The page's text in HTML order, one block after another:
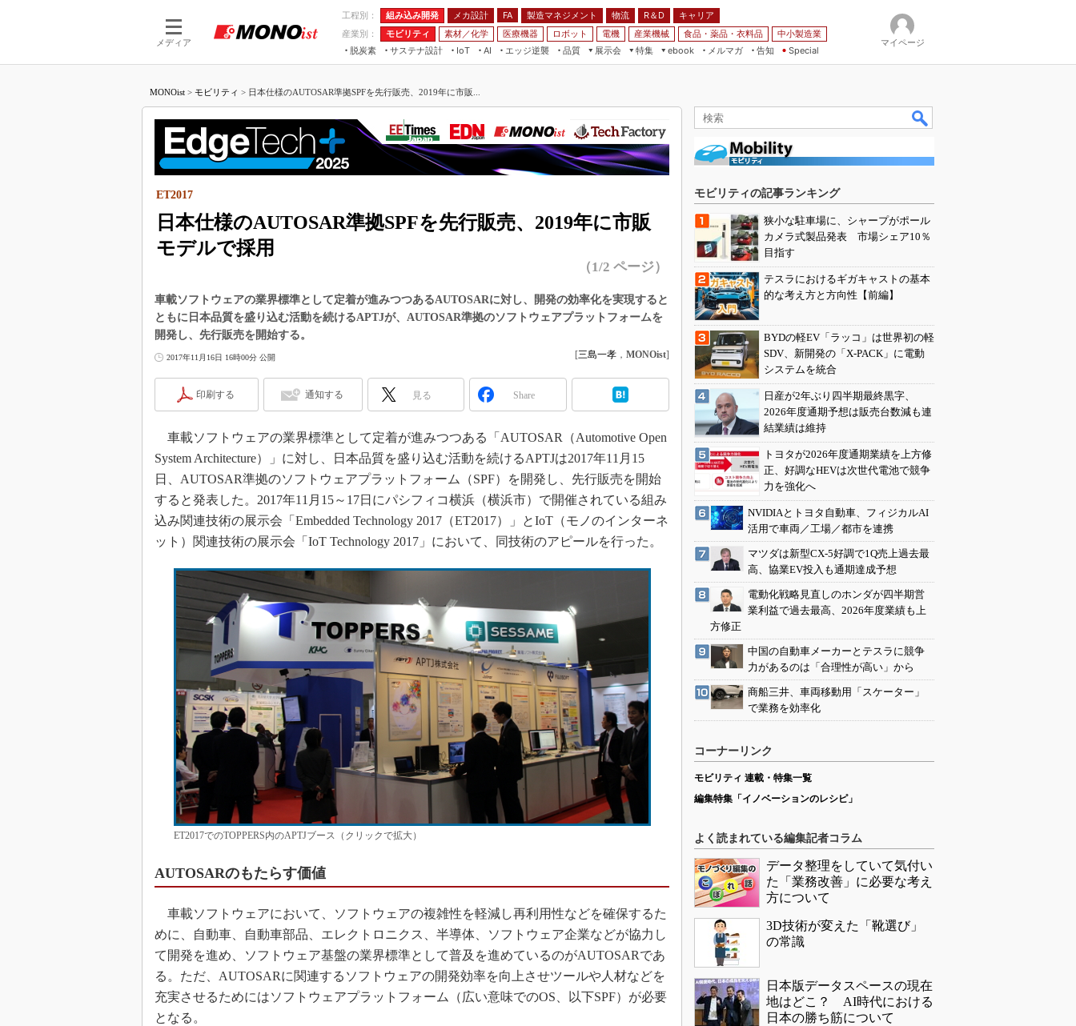
メディア
工程別： 組み込み開発 メカ設計 FA 製造マネジメント 物流 R＆D
キャリア
産業別：
モビリティ 素材／化学 医療機器 ロボット 電機 産業機械 食品・薬品・衣料品
中小製造業
脱炭素
サステナ設計
IoT
つながる工場
つながるサービス
AI
AI×設備保全
Physical AI
エッジ逆襲 品質
展示会
JIMTOF
展＆IoT/5Gソリューション展
IIFES
国際ロボット展
TECHNO-FRONTIER
EdgeTech+
日本ものづくりワールド
特集
つながるクルマ
VR／AR
フィールドサービス
組み込み画像技術
ISO26262
デジタルツインとCAE
S＆OP
インダストリー4.0
イノベーション
製造業ビッグデータ
植物工場
グローバル設計・開発
制御セキュリティ
新型コロナへの対応
ebook
FA
モビリティ
メルマガ
告知 Special
マイページ
MONOist > モビリティ > 日本仕様のAUTOSAR準拠SPFを先行販売、2019年に市販...
日本仕様のAUTOSAR準拠SPFを先行販売、2019年に市販
モデルで採用
ET2017
（1/2 ページ）
車載ソフトウェアの業界標準として定着が進みつつあるAUTOSARに対し、開発の効率化を実現すると
ともに日本品質を盛り込む活動を続けるAPTJが、AUTOSAR準拠のソフトウェアプラットフォームを
開発し、先行販売を開始する。
2017年11月16日 16時00分 公開 [三島一孝 ， MONOist]
印刷する 通知する 見る Share
車載ソフトウェアの業界標準として定着が進みつつある「AUTOSAR（Automotive Open
System Architecture）」に対し、日本品質を盛り込む活動を続けるAPTJは2017年11月15
日、AUTOSAR準拠のソフトウェアプラットフォーム（SPF）を開発し、先行販売を開始
すると発表した。2017年11月15～17日にパシフィコ横浜（横浜市）で開催されている組み
込み関連技術の展示会「Embedded Technology 2017（ET2017）」とIoT（モノのインターネ
ット）関連技術の展示会「IoT Technology 2017」において、同技術のアピールを行った。
ET2017でのTOPPERS内のAPTJブース（クリックで拡大）
AUTOSARのもたらす価値
車載ソフトウェアにおいて、ソフトウェアの複雑性を軽減し再利用性などを確保するた
めに、自動車、自動車部品、エレクトロニクス、半導体、ソフトウェア企業などが協力し
て開発を進め、ソフトウェア基盤の業界標準として普及を進めているのがAUTOSARであ
る。ただ、AUTOSARに関連するソフトウェアの開発効率を向上させツールや人材などを
充実させるためにはソフトウェアプラットフォーム（広い意味でのOS、以下SPF）が必要
となる。
モビリティの記事ランキング
狭小な駐車場に、シャープがポール
カメラ式製品発表 市場シェア10％
目指す
テスラにおけるギガキャストの基本
的な考え方と方向性【前編】
BYDの軽EV「ラッコ」は世界初の軽
SDV、新開発の「X-PACK」に電動
システムを統合
日産が2年ぶり四半期最終黒字、
2026年度通期予想は販売台数減も連
結業績は維持
トヨタが2026年度通期業績を上方修
正、好調なHEVは次世代電池で競争
力を強化へ
NVIDIAとトヨタ自動車、フィジカルAI
活用で車両／工場／都市を連携
マツダは新型CX-5好調で1Q売上過去最
高、協業EV投入も通期達成予想
電動化戦略見直しのホンダが四半期営
業利益で過去最高、2026年度業績も上
方修正
中国の自動車メーカーとテスラに競争
力があるのは「合理性が高い」から
商船三井、車両移動用「スケーター」
で業務を効率化
コーナーリンク
モビリティ 連載・特集一覧
編集特集「イノベーションのレシピ」
よく読まれている編集記者コラム
データ整理をしていて気付い
た「業務改善」に必要な考え
方について
3D技術が変えた「靴選び」
の常識
日本版データスペースの現在
地はどこ？ AI時代における
日本の勝ち筋について